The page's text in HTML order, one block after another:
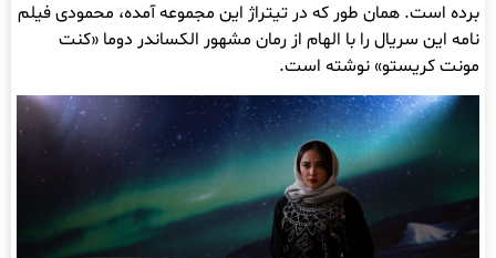
برده است. همان طور که در تیتراژ این مجموعه آمده، محمودی فیلم
نامه این سریال را با الهام از رمان مشهور الکساندر دوما «کنت
مونت کریستو» نوشته است.